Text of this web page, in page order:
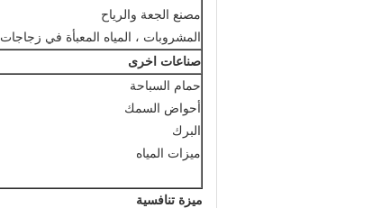
مصنع الجعة والرياح
المشروبات ، المياه المعبأة في زجاجات
صناعات اخرى
حمام السباحة
أحواض السمك
البرك
ميزات المياه
ميزة تنافسية